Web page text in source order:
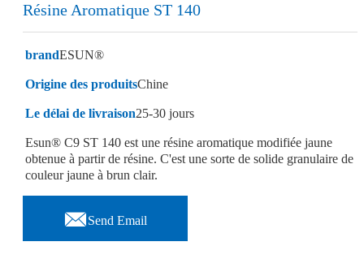
Résine Aromatique ST 140
brandESUN®
Origine des produitsChine
Le délai de livraison25-30 jours
Esun® C9 ST 140 est une résine aromatique modifiée jaune
obtenue à partir de résine. C'est une sorte de solide granulaire de
couleur jaune à brun clair.
Send Email